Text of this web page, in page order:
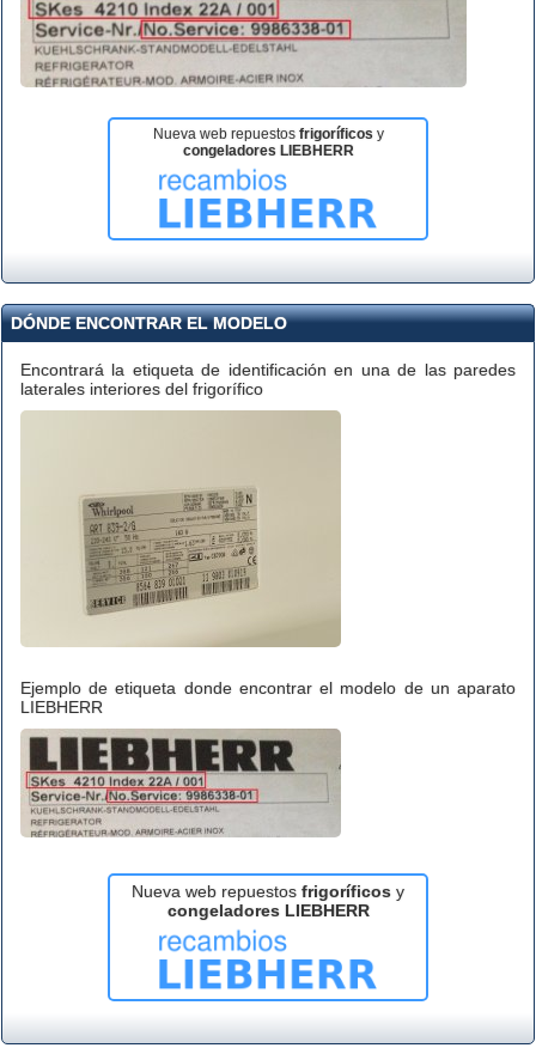
Nueva web repuestos frigoríficosy
congeladores LIEBHERR
DÓNDE ENCONTRAR EL MODELO
Encontrará la etiqueta de identificación en una de las paredes
laterales interiores del frigorífico
Ejemplo de etiqueta donde encontrar el modelo de un aparato
LIEBHERR
Nueva web repuestos frigoríficos y
congeladores LIEBHERR